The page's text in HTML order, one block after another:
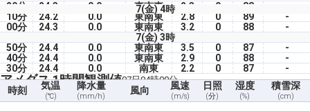
7(金) 4時
20分 24.3 0.0 東南東 2.3 0 88
10分
24.2 0.0 東南東 2.8 0 89
-
00分
24.3 0.0 東南東 3.2 0 88
-
7(金) 3時
50分
24.4 0.0 東南東 3.5 0 87
-
40分
24.4 0.0 東南東 2.9 0 88
-
30分
24.4 0.0 南東 2.2 0 87 -
アメダス 1時間観測値07日04時00分
時刻 気温
(℃)
降水量
(mm/h)
風向 風速
(m/s)
日照
(分)
湿度
(%)
積雪深
(cm)